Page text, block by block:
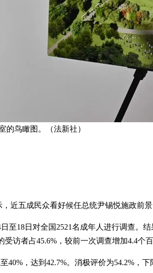
的鸟瞰图。（法新社）
近五成民众看好候任总统尹锡悦施政前
至18日对全国2521名成年人进行调查
访者占45.6%，较前一次调查增加4.4个百
，达到42.7%。消极评价为54.2%，